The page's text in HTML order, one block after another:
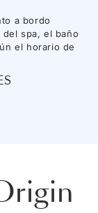
a bordo
del spa, el baño
el horario de